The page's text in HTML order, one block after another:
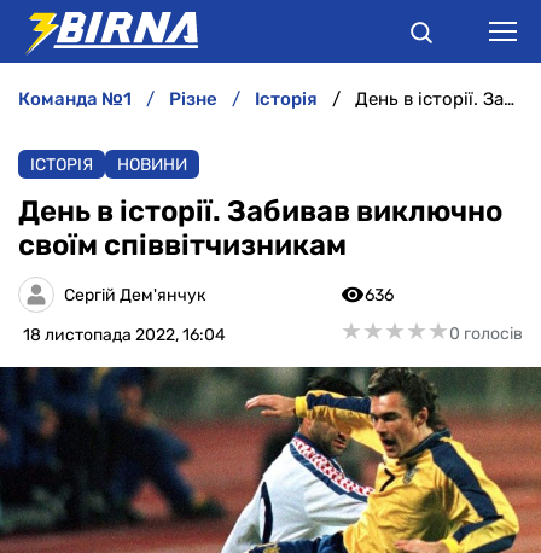
АНАЛІТИКА
ІНТЕРВ'Ю
РІЗНЕ
БУКМЕКЕРИ
команда №1 різне історія День в історії. Забивав виключно своїм співвітчизникам
ІСТОРІЯ НОВИНИ
День в історії. Забивав виключно
своїм співвітчизникам
Сергій Дем'янчук
18 листопада 2022, 16:04
636
★★★★★
★★★★★0 голосів